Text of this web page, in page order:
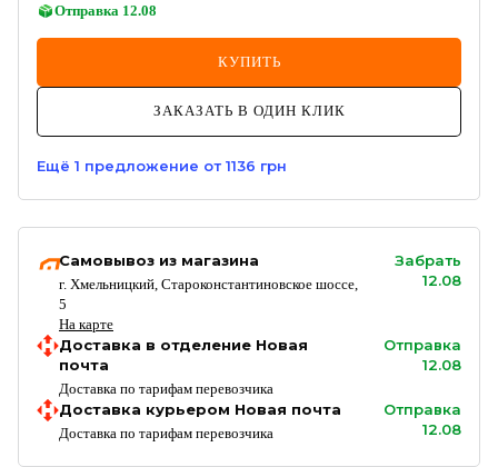
Отправка 12.08
КУПИТЬ
ЗАКАЗАТЬ В ОДИН КЛИК
Ещё 1 предложение от 1136 грн
Самовывоз из магазина
г. Хмельницкий, Староконстантиновское шоссе,
5
На карте
Забрать
12.08
Доставка в отделение Новая
почта
Доставка по тарифам перевозчика
Отправка
12.08
Доставка курьером Новая почта
Доставка по тарифам перевозчика
Отправка
12.08